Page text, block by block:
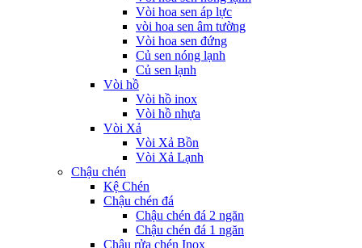
Vòi hoa sen áp lực
vòi hoa sen âm tường
Vòi hoa sen đứng
Củ sen nóng lạnh
Củ sen lạnh
Vòi hồ
Vòi hồ inox
Vòi hồ nhựa
Vòi Xả
Vòi Xả Bồn
Vòi Xả Lạnh
Chậu chén
Kệ Chén
Chậu chén đá
Chậu chén đá 2 ngăn
Chậu chén đá 1 ngăn
Chậu rửa chén Inox